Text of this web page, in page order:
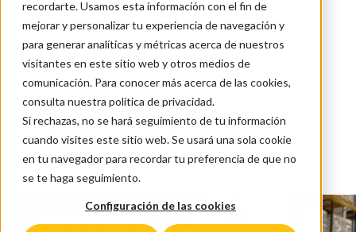
recordarte. Usamos esta información con el fin de
mejorar y personalizar tu experiencia de navegación y
para generar analíticas y métricas acerca de nuestros
visitantes en este sitio web y otros medios de
comunicación. Para conocer más acerca de las cookies,
consulta nuestra política de privacidad.
Si rechazas, no se hará seguimiento de tu información
cuando visites este sitio web. Se usará una sola cookie
en tu navegador para recordar tu preferencia de que no
se te haga seguimiento.
Configuración de las cookies
Back to all articles - translate
Hörmann descubre las
ventajas de una
producción impecable